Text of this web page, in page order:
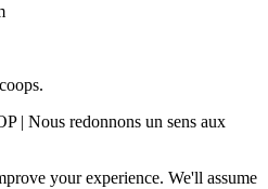
| Nous redonnons un sens aux
your experience. We'll assume